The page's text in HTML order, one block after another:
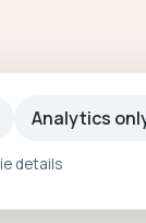
Analytics
details